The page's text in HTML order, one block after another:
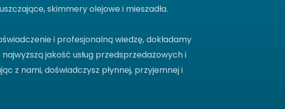
skimmery olejowe i mieszadła.
i profesjonalną wiedzę, dokładamy
jakość usług przedsprzedażowych i
z nami, doświadczysz płynnej, przyjemnej i